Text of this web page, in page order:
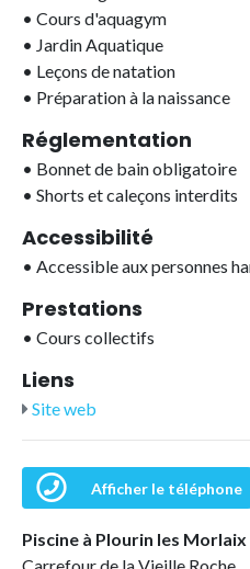
• Cours d'aquagym
• Jardin Aquatique
• Leçons de natation
• Préparation à la naissance
Réglementation
• Bonnet de bain obligatoire
• Shorts et caleçons interdits
Accessibilité
• Accessible aux personnes
Prestations
• Cours collectifs
Liens
Site web
Afficher le téléphone
Piscine à Plourin les Morlaix